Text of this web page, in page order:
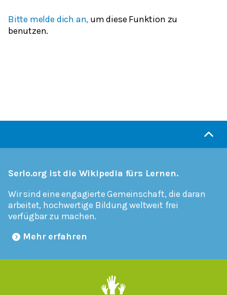
Bitte melde dich an, um diese Funktion zu
benutzen.
Serlo.org ist die Wikipedia fürs Lernen.
Wir sind eine engagierte Gemeinschaft, die daran
arbeitet, hochwertige Bildung weltweit frei
verfügbar zu machen.
Mehr erfahren